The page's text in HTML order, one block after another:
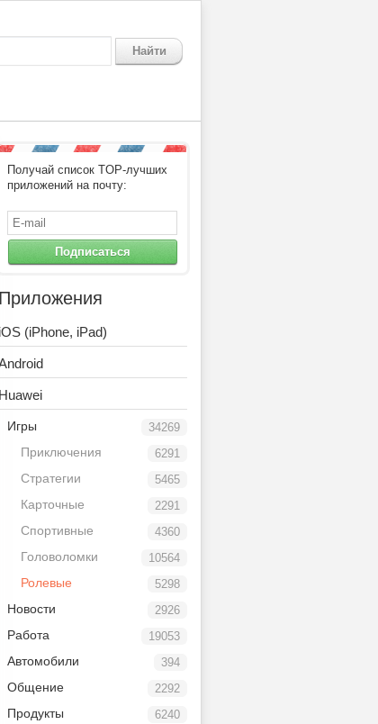
Найти
Получай список TOP-лучших
приложений на почту:
Подписаться
Приложения
iOS (iPhone, iPad)
Huawei
34269
Игры
6291
Приключения
5465
Стратегии
2291
Карточные
4360
Спортивные
10564
Головоломки
5298
Ролевые
2926
Новости
19053
Работа
394
Автомобили
2292
Общение
6240
Продукты